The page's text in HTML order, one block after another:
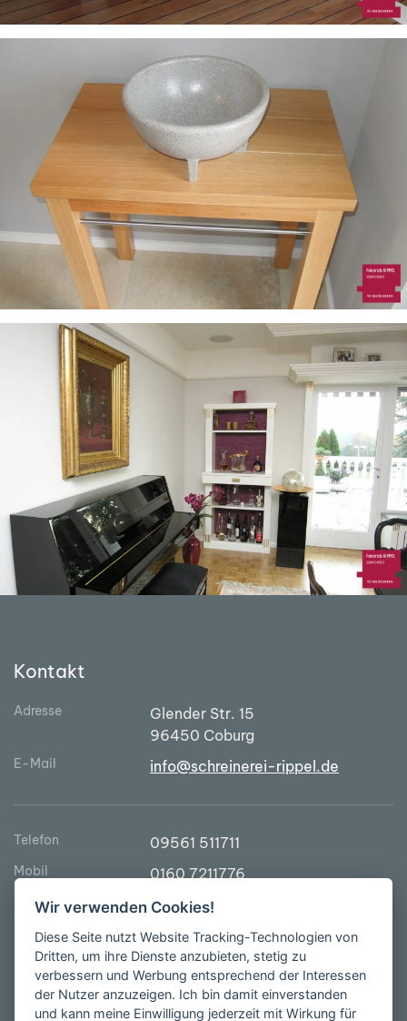
Kontakt
Adresse
Glender Str. 15
96450 Coburg
E-Mail info@schreinerei-rippel.de
Telefon 09561 511711
Mobil 0160 7211776
Bürozeiten:
Mo - Do
9.00 - 16.00 Uhr
Wir verwenden Cookies!
Diese Seite nutzt Website Tracking-Technologien von
Dritten, um ihre Dienste anzubieten, stetig zu
verbessern und Werbung entsprechend der Interessen
der Nutzer anzuzeigen. Ich bin damit einverstanden
und kann meine Einwilligung jederzeit mit Wirkung für